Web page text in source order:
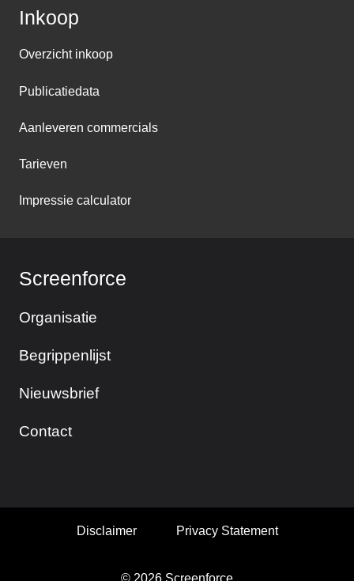
Inkoop
Overzicht inkoop
Publicatiedata
Aanleveren commercials
Tarieven
Impressie calculator
Screenforce
Organisatie
Begrippenlijst
Nieuwsbrief
Contact
© 2026 Screenforce
Disclaimer Privacy Statement